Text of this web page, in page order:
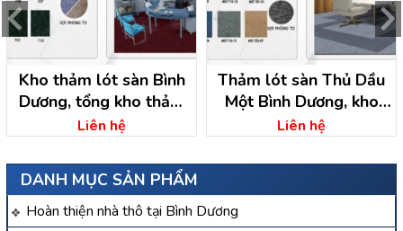
DANH MỤC SẢN PHẨM
Hoàn thiện nhà thô tại Bình Dương
Kho thảm lót sàn Bình
Dương, tổng kho thảm
trải sàn
Liên hệ
Thảm lót sàn Thủ Dầu
Một Bình Dương, kho
thảm lót sàn
Liên hệ